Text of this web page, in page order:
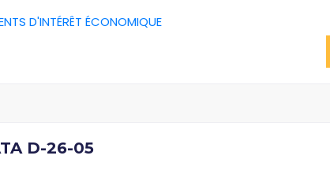
D'INTÉRÊT ÉCONOMIQUE
D-26-05